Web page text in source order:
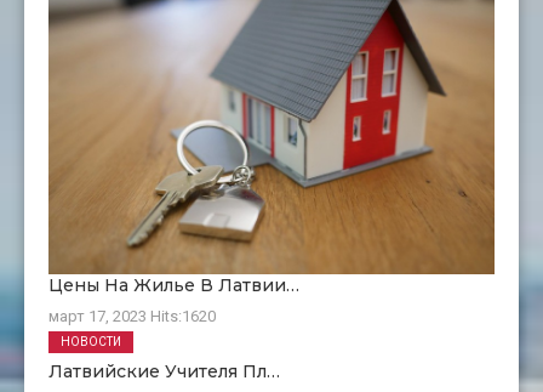
Цены На Жилье В Латвии…
март 17, 2023 Hits:1620
Латвийские Учителя Пл…
НОВОСТИ